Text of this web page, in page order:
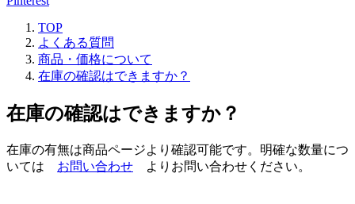
TOP
よくある質問
商品・価格について
在庫の確認はできますか？
在庫の確認はできますか？
在庫の有無は商品ページより確認可能です。明確な数量につ
いては お問い合わせ よりお問い合わせください。